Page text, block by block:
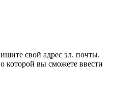
свой адрес эл. почты.
которой вы сможете ввести